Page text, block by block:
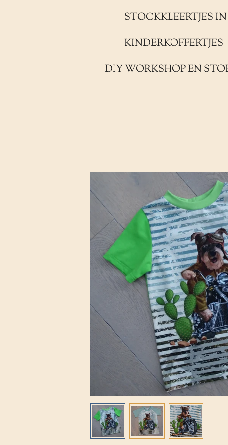
STOCKKLEERTJES
KINDERKOFFERTJES
DIY WORKSHOP EN